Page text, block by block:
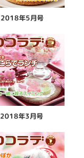
2018年5月号
2018年3月号